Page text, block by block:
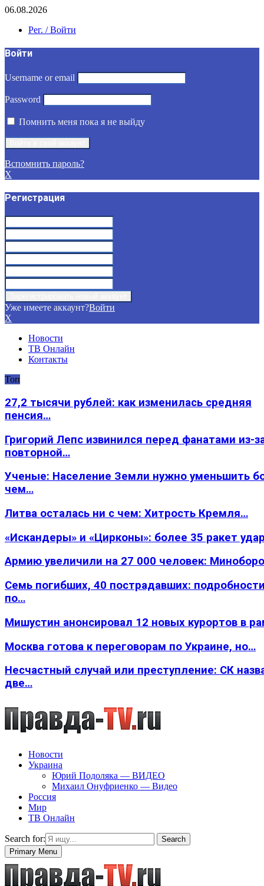
06.08.2026
Рег. / Войти
Войти
Username or email
Password
Помнить меня пока я не выйду
Вспомнить пароль?
X
Регистрация
Уже имеете аккаунт?Войти
X
Новости
ТВ Онлайн
Контакты
Топ
27,2 тысячи рублей: как изменилась средняя
пенсия…
Григорий Лепс извинился перед фанатами из-
повторной…
Ученые: Население Земли нужно уменьшить
чем…
Литва осталась ни с чем: Хитрость Кремля…
«Искандеры» и «Цирконы»: более 35 ракет
Армию увеличили на 27 000 человек:
Семь погибших, 40 пострадавших:
по…
Мишустин анонсировал 12 новых курортов в
Москва готова к переговорам по Украине, но…
Несчастный случай или преступление: СК
две…
Новости
Украина
Юрий Подоляка — ВИДЕО
Михаил Онуфриенко — Видео
Россия
Мир
ТВ Онлайн
Search for:
Search
Primary Menu